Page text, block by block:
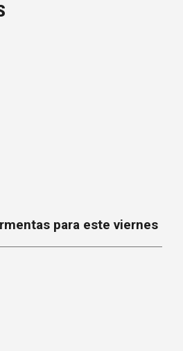
para este viernes